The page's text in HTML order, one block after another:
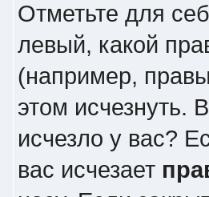
Отметьте для
левый, какой
(например,
этом исчезнуть.
исчезло у вас?
вас исчезает